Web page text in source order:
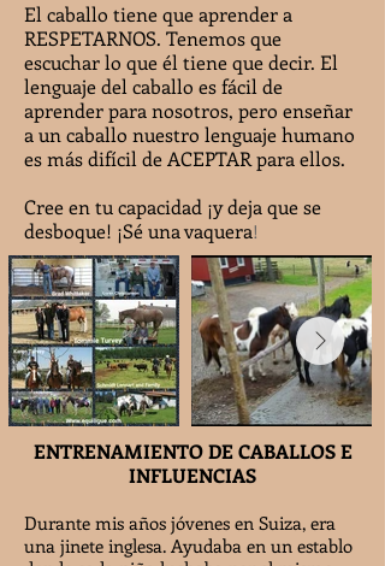
El caballo tiene que aprender a
RESPETARNOS. Tenemos que
escuchar lo que él tiene que decir. El
lenguaje del caballo es fácil de
aprender para nosotros, pero enseñar
a un caballo nuestro lenguaje humano
es más difícil de ACEPTAR para ellos.
Cree en tu capacidad ¡y deja que se
desboque! ¡Sé una vaquera!
ENTRENAMIENTO DE CABALLOS E
INFLUENCIAS
Durante mis años jóvenes en Suiza, era
una jinete inglesa. Ayudaba en un establo